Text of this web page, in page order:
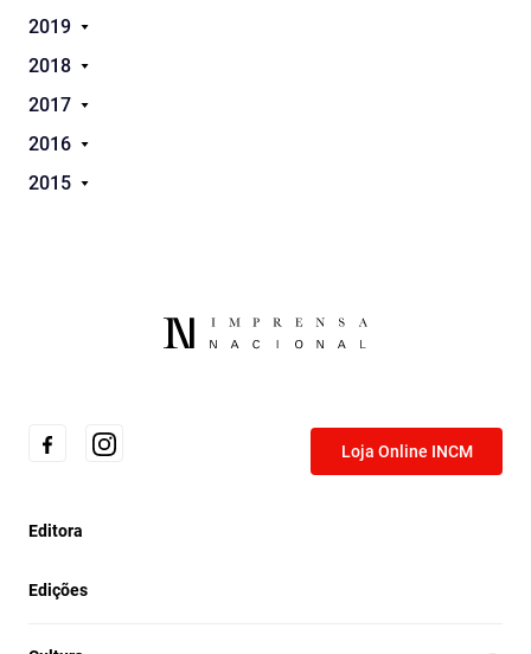
2019
2018
2017
2016
2015
Loja Online INCM
Editora
Edições